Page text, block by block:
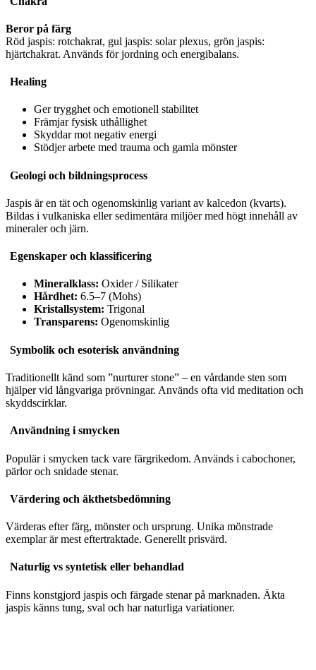
Beror på färg
Röd jaspis: rotchakrat, gul jaspis: solar plexus, grön jaspis:
hjärtchakrat. Används för jordning och energibalans.
Healing
Ger trygghet och emotionell stabilitet
Främjar fysisk uthållighet
Skyddar mot negativ energi
Stödjer arbete med trauma och gamla mönster
Geologi och bildningsprocess
Jaspis är en tät och ogenomskinlig variant av kalcedon (kvarts).
Bildas i vulkaniska eller sedimentära miljöer med högt innehåll av
mineraler och järn.
Egenskaper och klassificering
Mineralklass: Oxider / Silikater
Hårdhet: 6.5–7 (Mohs)
Kristallsystem: Trigonal
Transparens: Ogenomskinlig
Symbolik och esoterisk användning
Traditionellt känd som ”nurturer stone” – en vårdande sten som
hjälper vid långvariga prövningar. Används ofta vid meditation och
skyddscirklar.
Användning i smycken
Populär i smycken tack vare färgrikedom. Används i cabochoner,
pärlor och snidade stenar.
Värdering och äkthetsbedömning
Värderas efter färg, mönster och ursprung. Unika mönstrade
exemplar är mest eftertraktade. Generellt prisvärd.
Naturlig vs syntetisk eller behandlad
Finns konstgjord jaspis och färgade stenar på marknaden. Äkta
jaspis känns tung, sval och har naturliga variationer.